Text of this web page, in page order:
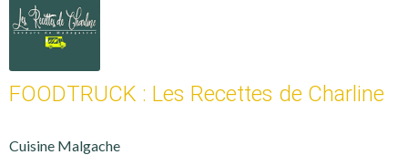
FOODTRUCK : Les Recettes de Charline
Cuisine Malgache